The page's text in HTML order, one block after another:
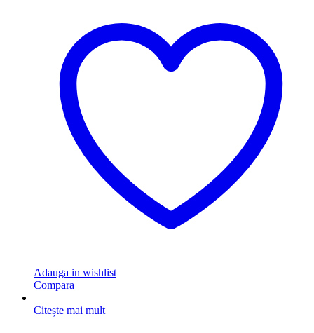
Adauga in wishlist
Compara
Citește mai mult